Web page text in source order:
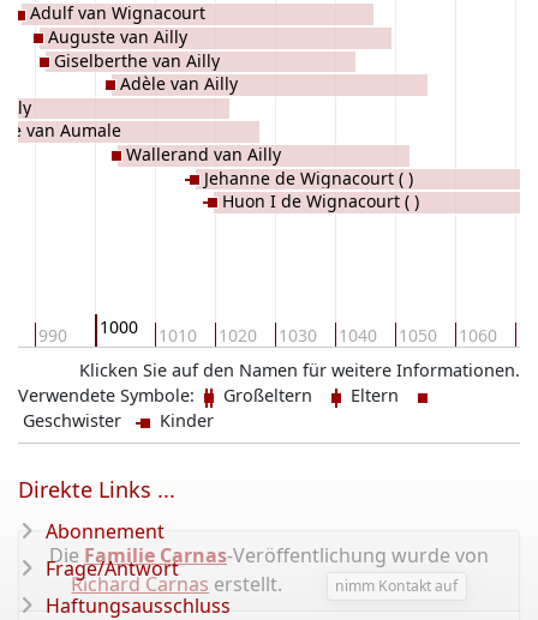
990 1000 1010 1020 1030 1040 1050 1060
van Aumale
Adulf van Wignacourt
Auguste van Ailly
Giselberthe van Ailly
Adèle van Ailly
Wallerand van Ailly
Jehanne de Wignacourt ( )
Huon I de Wignacourt ( )
Klicken Sie auf den Namen für weitere Informationen.
Verwendete Symbole:
Großeltern
Eltern
Geschwister
Kinder
Die Familie Carnas-Veröffentlichung wurde von
Richard Carnas erstellt. nimm Kontakt auf
Direkte Links ...
Abonnement
Frage/Antwort
Haftungsausschluss